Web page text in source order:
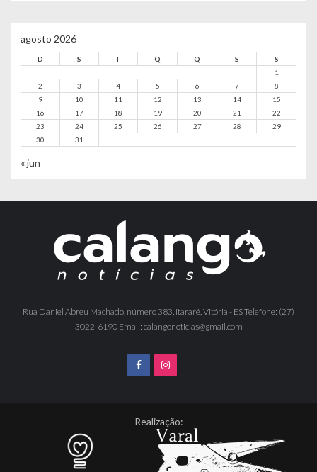
agosto 2026
D S T Q Q S
S
1
2
3 4 5 6 7
8
9
10 11 12 13 14
15
16
17 18 19 20 21
22
23
24 25 26 27 28
29
30
31
« jun
Rua Daniel Abreu Machado, número 383, Itararé, Vitória - ES Telefone: (27)
3022-6190 Email: calangonoticias@gmail.com
Realização: